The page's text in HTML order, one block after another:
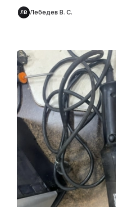
ЛВ Лебедев В. С.